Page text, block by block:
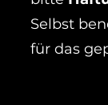
Selbst
für das